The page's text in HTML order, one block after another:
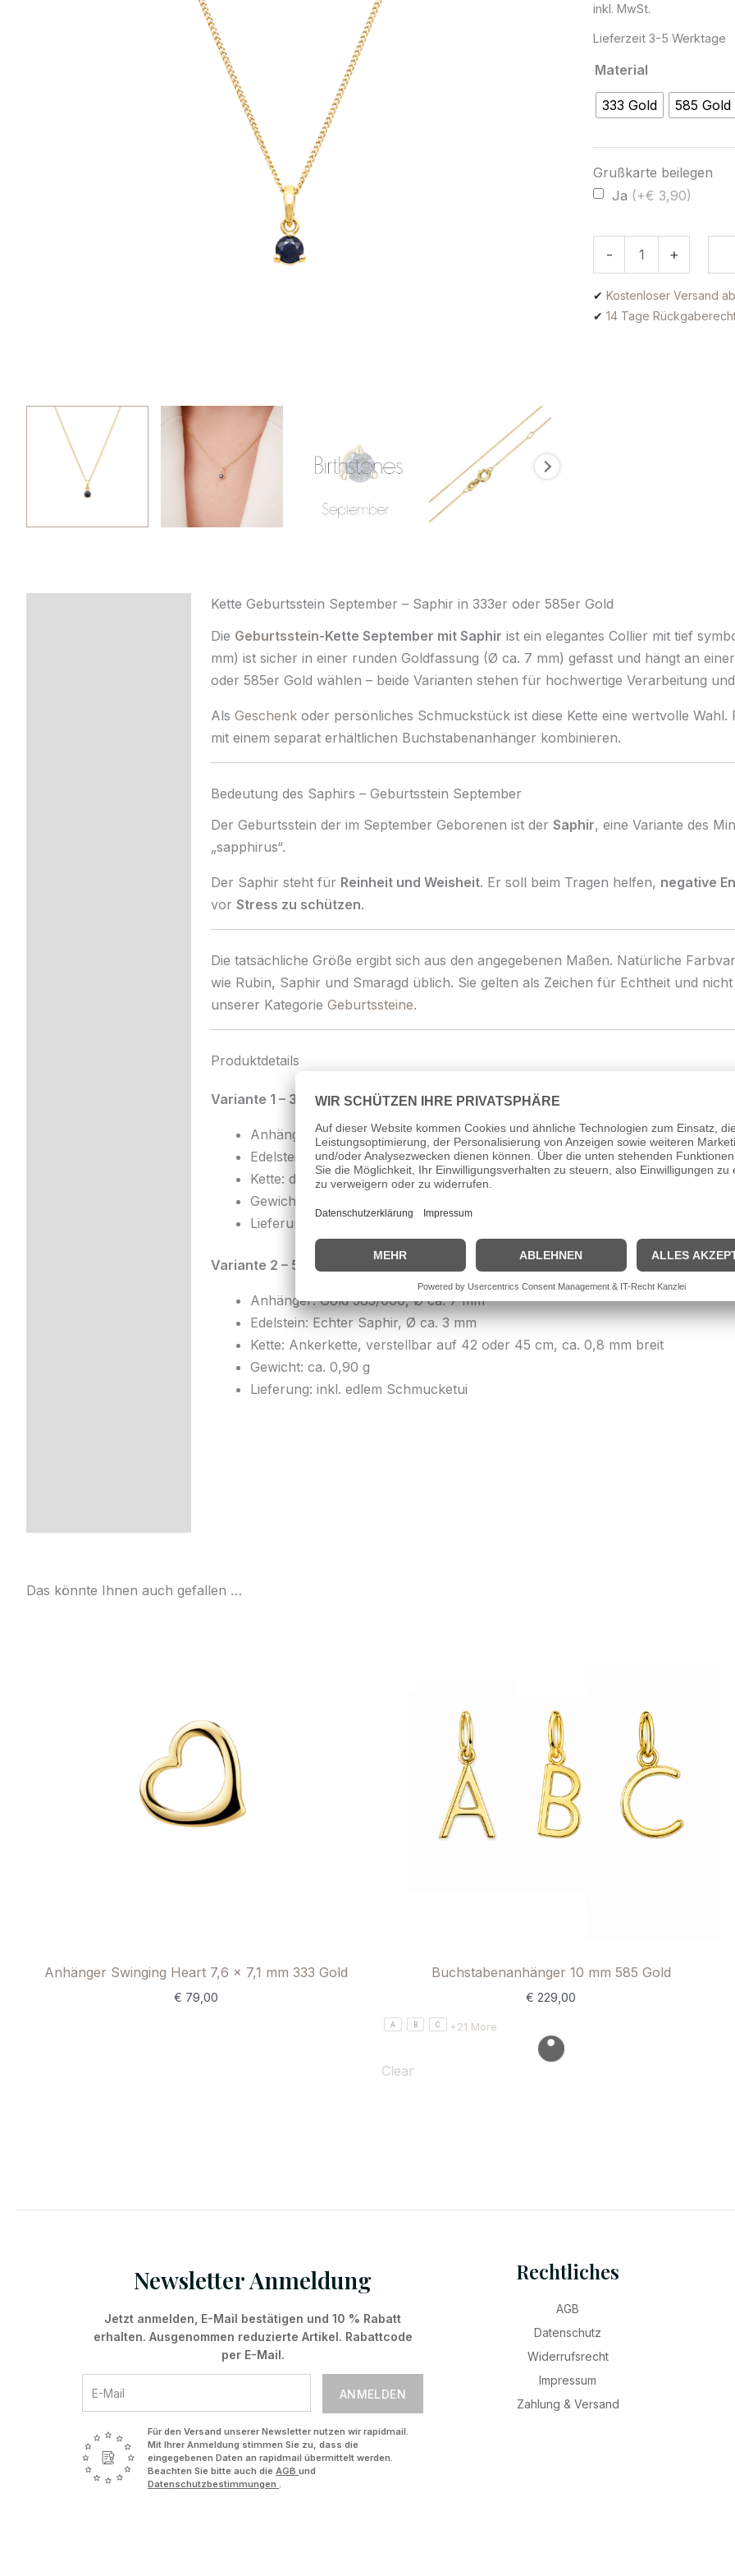
inkl. MwSt.
Lieferzeit3-5 Werktage
Material
333 Gold 585 Gold
Grußkarte beilegen
Ja (+€ 3,90)
- +
✔Kostenloser Versand
✔14 Tage
Kette Geburtsstein September – Saphir in 333er oder 585er Gold
Die Geburtsstein-Kette September mit Saphir ist ein elegantes Collier mit tief
mm) ist sicher in einer runden Goldfassung (Ø ca. 7 mm) gefasst und hängt an
oder 585er Gold wählen – beide Varianten stehen für hochwertige Verarbeitung
Als Geschenk oder persönliches Schmuckstück ist diese Kette eine wertvolle
mit einem separat erhältlichen Buchstabenanhänger kombinieren.
Bedeutung des Saphirs – Geburtsstein September
Der Geburtsstein der im September Geborenen ist der Saphir, eine Variante des
„sapphirus“.
Der Saphir steht für Reinheit und Weisheit. Er soll beim Tragen helfen, negative
vor Stress zu schützen.
Die tatsächliche Größe ergibt sich aus den angegebenen Maßen. Natürliche
wie Rubin, Saphir und Smaragd üblich. Sie gelten als Zeichen für Echtheit und
unserer Kategorie Geburtssteine.
Produktdetails
Variante 1 – 333er Gold (8 Karat)
Anhänger: Gold 333/000, Ø ca. 7 mm
Edelstein: Echter Saphir, Ø ca. 3 mm
Kette: diamantierte Panzerkette verstellbar auf 42 oder 45 cm, ca. 0,8 mm
Gewicht: ca. 0,87 g
Lieferung: inkl. hochwertigem Schmucketui
Variante 2 – 585er Gold (14 Karat)
Anhänger: Gold 585/000, Ø ca. 7 mm
Edelstein: Echter Saphir, Ø ca. 3 mm
Kette: Ankerkette, verstellbar auf 42 oder 45 cm, ca. 0,8 mm breit
Gewicht: ca. 0,90 g
Lieferung: inkl. edlem Schmucketui
Das könnte Ihnen auch gefallen …
Anhänger Swinging Heart 7,6 × 7,1 mm 333 Gold
€ 79,00
Buchstabenanhänger 10 mm 585 Gold
€ 229,00
A B C +21 More
Clear
Newsletter Anmeldung
Jetzt anmelden, E-Mail bestätigen und 10 % Rabatt
erhalten. Ausgenommen reduzierte Artikel. Rabattcode
per E-Mail.
ANMELDEN
Für den Versand unserer Newsletter nutzen wir rapidmail.
Mit Ihrer Anmeldung stimmen Sie zu, dass die
eingegebenen Daten an rapidmail übermittelt werden.
Beachten Sie bitte auch die AGB und
Datenschutzbestimmungen .
Rechtliches
AGB
Datenschutz
Widerrufsrecht
Impressum
Zahlung & Versand